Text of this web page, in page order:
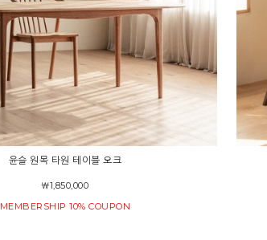
윤슬 원목 타원 테이블 오크
￦1,850,000
MEMBERSHIP 10% COUPON